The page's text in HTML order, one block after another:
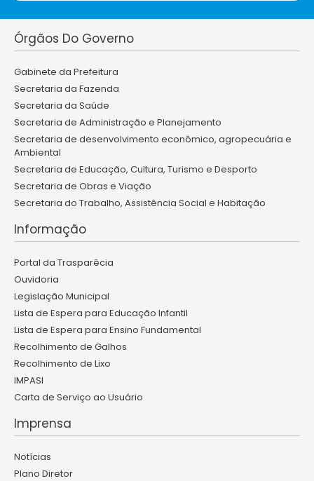
Órgãos Do Governo
Gabinete da Prefeitura
Secretaria da Fazenda
Secretaria da Saúde
Secretaria de Administração e Planejamento
Secretaria de desenvolvimento econômico, agropecuária e
Ambiental
Secretaria de Educação, Cultura, Turismo e Desporto
Secretaria de Obras e Viação
Secretaria do Trabalho, Assistência Social e Habitação
Informação
Portal da Trasparêcia
Ouvidoria
Legislação Municipal
Lista de Espera para Educação Infantil
Lista de Espera para Ensino Fundamental
Recolhimento de Galhos
Recolhimento de Lixo
IMPASI
Carta de Serviço ao Usuário
Imprensa
Notícias
Plano Diretor